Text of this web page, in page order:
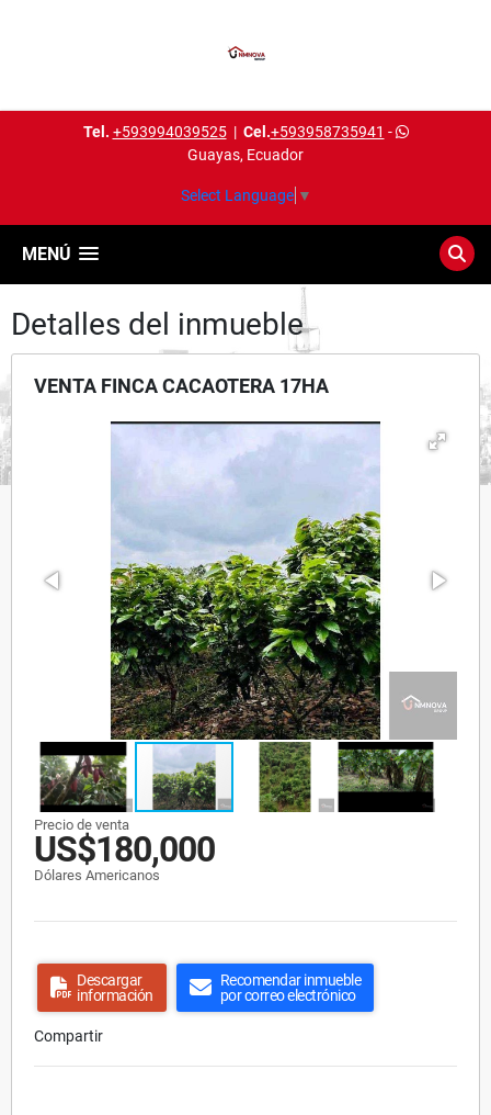
Tel. +593994039525| Cel.+593958735941 -
Guayas, Ecuador
Select Language ▼
MENÚ
Detalles del inmueble
VENTA FINCA CACAOTERA 17HA
Precio de venta
US$180,000
Dólares Americanos
Descargar
información
Recomendar inmueble
por correo electrónico
Compartir